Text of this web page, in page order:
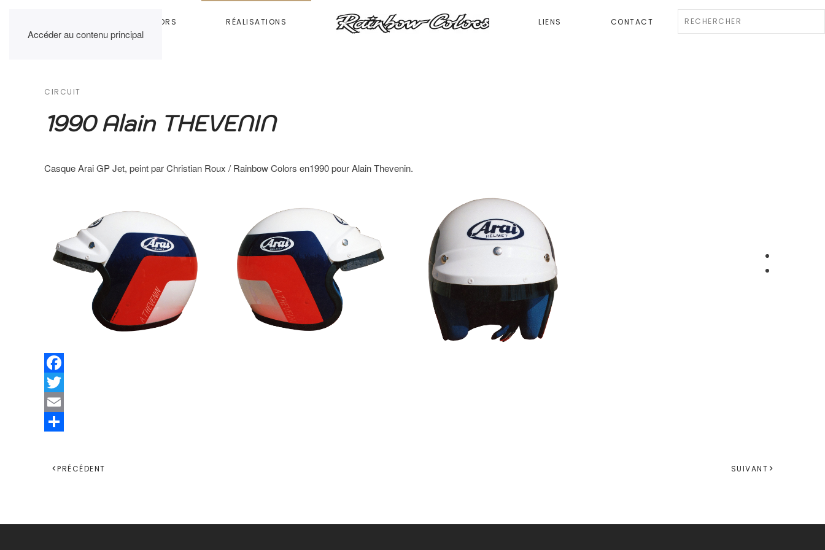
Accéder au contenu principal
RAINBOW COLORS RÉALISATIONS LIENS CONTACT
CIRCUIT
1990 Alain THEVENIN
Casque Arai GP Jet, peint par Christian Roux / Rainbow Colors en1990 pour Alain Thevenin.
Facebook
Twitter
Email
PRÉCÉDENT SUIVANT